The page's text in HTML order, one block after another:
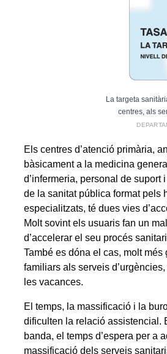
La targeta
centres, als
Els centres d’atenció primària,
bàsicament a la medicina
d’infermeria, personal de suport
de la sanitat pública format pels
especialitzats, té dues vies
Molt sovint els usuaris fan un
d’accelerar el seu procés
També es dóna el cas, molt
familiars als serveis
les vacances.
El temps, la massificació i la
dificulten la relació assistencial.
banda, el temps d’espera per a
massificació dels serveis